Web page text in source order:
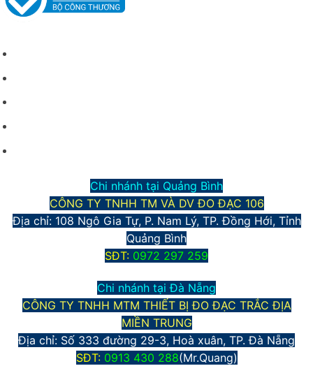
Chi nhánh tại Quảng Bình
CÔNG TY TNHH TM VÀ DV ĐO ĐẠC 106
Địa chỉ: 108 Ngô Gia Tự, P. Nam Lý, TP. Đồng Hới, Tỉnh
Quảng Bình
SĐT: 0972 297 259
Chi nhánh tại Đà Nẵng
CÔNG TY TNHH MTM THIẾT BỊ ĐO ĐẠC TRẮC ĐỊA
MIỀN TRUNG
Địa chỉ: Số 333 đường 29-3, Hoà xuân, TP. Đà Nẵng
SĐT: 0913 430 288(Mr.Quang)